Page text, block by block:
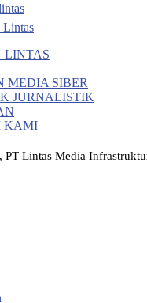
Lintas
LINTAS
MEDIA SIBER
JURNALISTIK
KAMI
Lintas Media